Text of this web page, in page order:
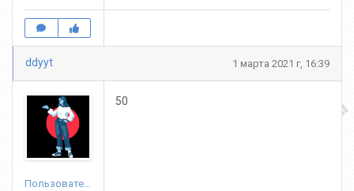
ddyyt 1 марта 2021 г, 16:39
Пользователь
50